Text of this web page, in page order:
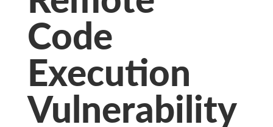
Code
Execution
Vulnerability